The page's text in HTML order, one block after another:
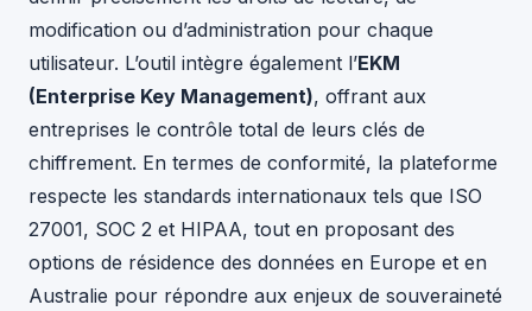
modification ou d’administration pour chaque
utilisateur. L’outil intègre également l’EKM
(Enterprise Key Management), offrant aux
entreprises le contrôle total de leurs clés de
chiffrement. En termes de conformité, la plateforme
respecte les standards internationaux tels que ISO
27001, SOC 2 et HIPAA, tout en proposant des
options de résidence des données en Europe et en
Australie pour répondre aux enjeux de souveraineté